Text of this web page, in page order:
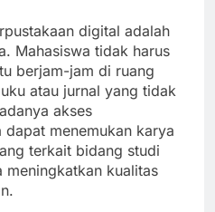
digital adalah
Mahasiswa tidak harus
berjam-jam di ruang
atau jurnal yang tidak
akses
menemukan karya
terkait bidang studi
meningkatkan kualitas